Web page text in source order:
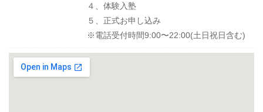
４、体験入塾
５、正式お申し込み
※電話受付時間9:00〜22:00(土日祝日含む)